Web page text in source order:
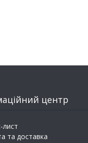
центр
лист
та доставка